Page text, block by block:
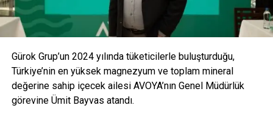
17 Ağustos depreminin 15. yılında Türkiye’nin
karnesi nasıl?
editor
Gürok Grup’un 2024 yılında tüketicilerle buluşturduğu,
Türkiye’nin en yüksek magnezyum ve toplam mineral
değerine sahip içecek ailesi AVOYA’nın Genel Müdürlük
görevine Ümit Bayvas atandı.